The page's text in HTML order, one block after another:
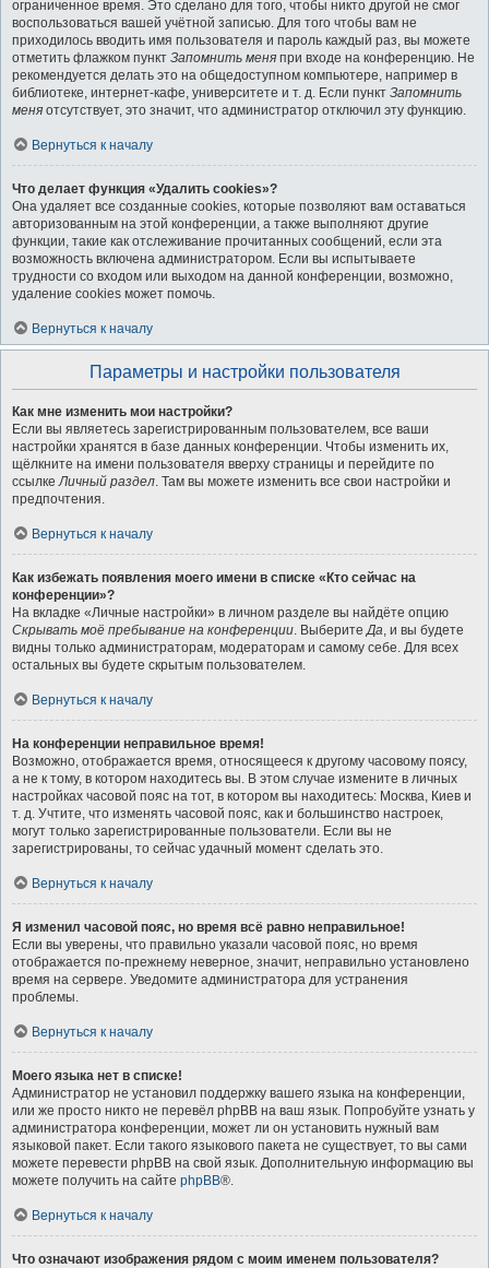
ограниченное время. Это сделано для того, чтобы никто другой не смог
воспользоваться вашей учётной записью. Для того чтобы вам не
приходилось вводить имя пользователя и пароль каждый раз, вы можете
отметить флажком пункт Запомнить меня при входе на конференцию. Не
рекомендуется делать это на общедоступном компьютере, например в
библиотеке, интернет-кафе, университете и т. д. Если пункт Запомнить
меня отсутствует, это значит, что администратор отключил эту функцию.
Вернуться к началу
Что делает функция «Удалить cookies»?
Она удаляет все созданные cookies, которые позволяют вам оставаться
авторизованным на этой конференции, а также выполняют другие
функции, такие как отслеживание прочитанных сообщений, если эта
возможность включена администратором. Если вы испытываете
трудности со входом или выходом на данной конференции, возможно,
удаление cookies может помочь.
Вернуться к началу
Параметры и настройки пользователя
Как мне изменить мои настройки?
Если вы являетесь зарегистрированным пользователем, все ваши
настройки хранятся в базе данных конференции. Чтобы изменить их,
щёлкните на имени пользователя вверху страницы и перейдите по
ссылкеЛичный раздел. Там вы можете изменить все свои настройки и
предпочтения.
Вернуться к началу
Как избежать появления моего имени в списке «Кто сейчас на
конференции»?
На вкладке «Личные настройки» в личном разделе вы найдёте опцию
Скрывать моё пребывание на конференции. ВыберитеДа, и вы будете
видны только администраторам, модераторам и самому себе. Для всех
остальных вы будете скрытым пользователем.
Вернуться к началу
На конференции неправильное время!
Возможно, отображается время, относящееся к другому часовому поясу,
а не к тому, в котором находитесь вы. В этом случае измените в личных
настройках часовой пояс на тот, в котором вы находитесь: Москва, Киев и
т. д. Учтите, что изменять часовой пояс, как и большинство настроек,
могут только зарегистрированные пользователи. Если вы не
зарегистрированы, то сейчас удачный момент сделать это.
Вернуться к началу
Я изменил часовой пояс, но время всё равно неправильное!
Если вы уверены, что правильно указали часовой пояс, но время
отображается по-прежнему неверное, значит, неправильно установлено
время на сервере. Уведомите администратора для устранения
проблемы.
Вернуться к началу
Моего языка нет в списке!
Администратор не установил поддержку вашего языка на конференции,
или же просто никто не перевёл phpBB на ваш язык. Попробуйте узнать у
администратора конференции, может ли он установить нужный вам
языковой пакет. Если такого языкового пакета не существует, то вы сами
можете перевести phpBB на свой язык. Дополнительную информацию вы
можете получить на сайте phpBB®.
Вернуться к началу
Что означают изображения рядом с моим именем пользователя?